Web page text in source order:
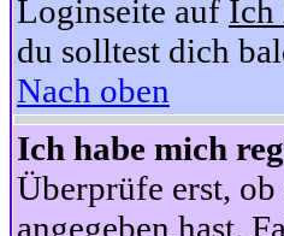
Loginseite auf Ich
du solltest dich
Nach oben
Ich habe mich
Überprüfe erst,
angegeben hast.